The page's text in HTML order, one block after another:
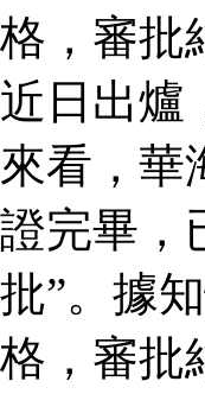
格，審批
近日出爐
來看，華
證完畢，
批”。據
格，審批